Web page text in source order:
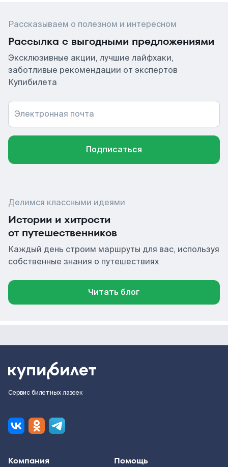
Рассказываем о полезном и интересном
Рассылка с выгодными предложениями
Эксклюзивные акции, лучшие лайфхаки,
заботливые рекомендации от экспертов
Купибилета
Электронная почта
Подписаться
Делимся классными идеями
Истории и хитрости
от путешественников
Каждый день строим маршруты для вас, используя
собственные знания о путешествиях
Читать блог
Сервис билетных лазеек
Компания Помощь